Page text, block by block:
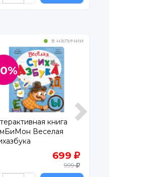
в наличии
книга
Веселая
699
999